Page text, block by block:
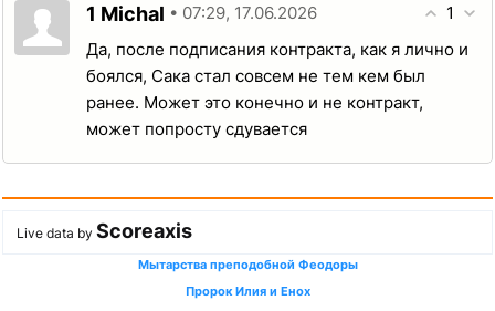
1
1 Michal • 07:29, 17.06.2026
Да, после подписания контракта, как я лично и
боялся, Сака стал совсем не тем кем был
ранее. Может это конечно и не контракт,
может попросту сдувается
Live data by Scoreaxis
Мытарства преподобной Феодоры
Пророк Илия и Енох